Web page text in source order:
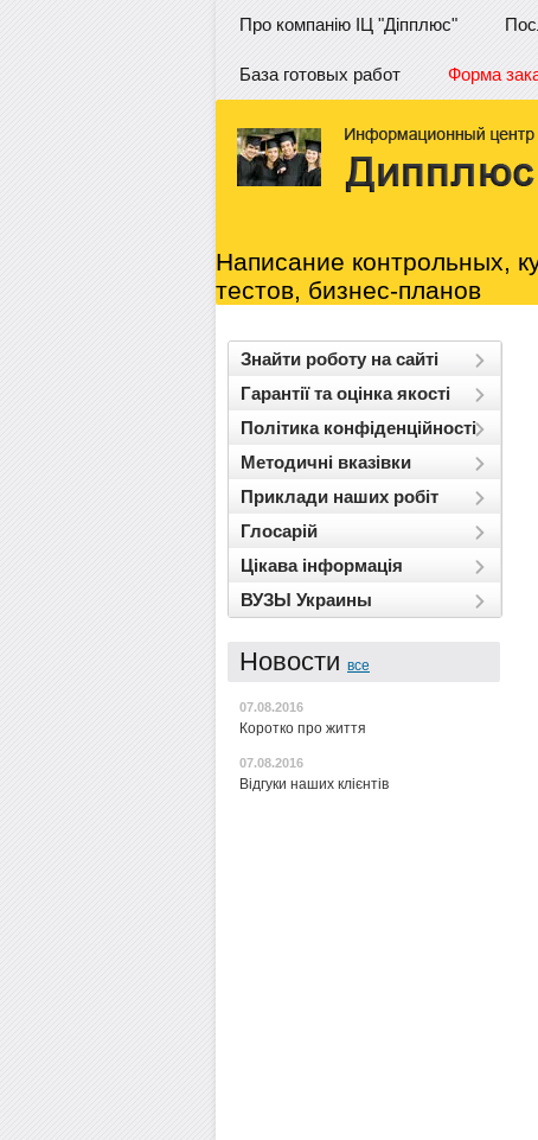
Про компанію ІЦ "Діпплюс"
База готовых работ Форма
Написание контрольных,
тестов, бизнес-планов
Знайти роботу на сайті
Гарантії та оцінка якості
Політика конфіденційності
Методичні вказівки
Приклади наших робіт
Глосарій
Цікава інформація
ВУЗЫ Украины
Новости все
07.08.2016
Коротко про життя
07.08.2016
Відгуки наших клієнтів
в 1
/contactus